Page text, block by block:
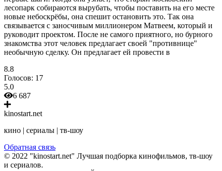
лесопарк собираются вырубать, чтобы поставить на его месте
новые небоскрёбы, она спешит остановить это. Так она
связывается с заносчивым миллионером Матвеем, который и
руководит проектом. После не самого приятного, но бурного
знакомства этот человек предлагает своей "противнице"
необычную сделку. Он предлагает ей провести в
8.8
Голосов: 17
5.0
6 687
kinostart.net
кино | сериалы | тв-шоу
Обратная связь
© 2022 "kinostart.net" Лучшая подборка кинофильмов, тв-шоу
и сериалов.